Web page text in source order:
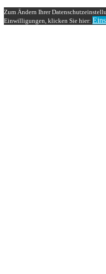
Zum Ändern Ihrer
Einwilligungen, klicken Sie hier: